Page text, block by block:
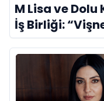
M Lisa ve Dolu
İş Birliği: